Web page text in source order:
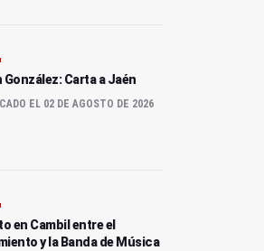
Carta a Jaén
EL 02 DE AGOSTO DE 2026
en Cambil entre el
y la Banda de Música